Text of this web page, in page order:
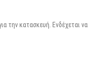
την κατασκευή. Ενδέχεται να